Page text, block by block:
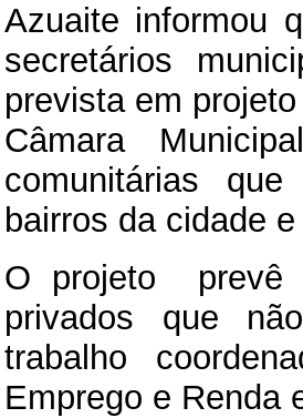
Azuaite informou
secretários
prevista em
Câmara
comunitárias
bairros da cidade
O projeto prevê
privados que
trabalho
Emprego e Renda